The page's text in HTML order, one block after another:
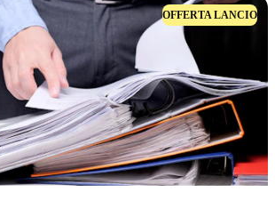
OFFERTA LANCIO